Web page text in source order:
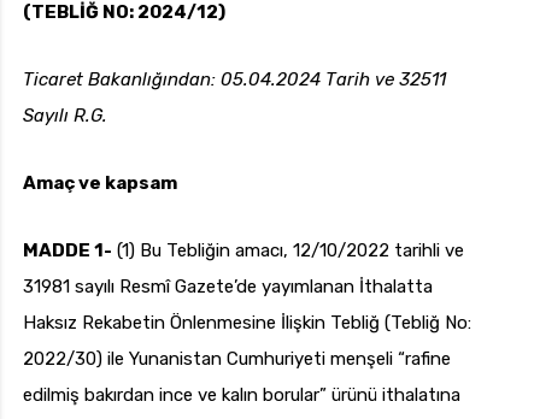
(TEBLİĞ NO: 2024/12)
Ticaret Bakanlığından: 05.04.2024 Tarih ve 32511
Sayılı R.G.
Amaç ve kapsam
MADDE 1- (1) Bu Tebliğin amacı, 12/10/2022 tarihli ve
31981 sayılı Resmî Gazete’de yayımlanan İthalatta
Haksız Rekabetin Önlenmesine İlişkin Tebliğ (Tebliğ No:
2022/30) ile Yunanistan Cumhuriyeti menşeli “rafine
edilmiş bakırdan ince ve kalın borular” ürünü ithalatına